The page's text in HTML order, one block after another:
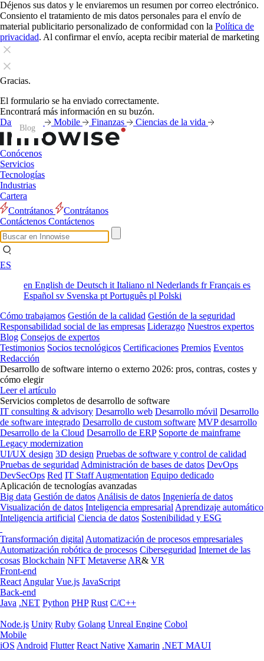
Déjenos sus datos y le enviaremos un resumen por correo electrónico.
Consiento el tratamiento de mis datos personales para el envío de
material publicitario personalizado de conformidad con la Política de
privacidad. Al confirmar el envío, acepta recibir material de marketing
Gracias.
El formulario se ha enviado correctamente.
Encontrará más información en su buzón.
Datos
Mobile Finanzas Ciencias de la vida
Conócenos
Servicios
Tecnologías
Industrias
Cartera
Contrátanos
Contrátanos
Contáctenos Contáctenos
ES
en English de Deutsch it Italiano nl Nederlands frFrançais es
Español sv Svenska pt Português pl Polski
Cómo trabajamos Gestión de la calidad Gestión de la seguridad
Responsabilidad social de las empresas Liderazgo Nuestros expertos
Blog Consejos de expertos
Testimonios Socios tecnológicos Certificaciones Premios Eventos
Redacción
Desarrollo de software interno o externo 2026: pros, contras, costes y
cómo elegir
Leer el artículo
Servicios completos de desarrollo de software
IT consulting & advisory Desarrollo web Desarrollo móvil Desarrollo
de software integrado Desarrollo de custom software MVP desarrollo
Desarrollo de la Cloud Desarrollo de ERP Soporte de mainframe
Legacy modernization
UI/UX design 3D design Pruebas de software y control de calidad
Pruebas de seguridad Administración de bases de datos DevOps
DevSecOps Red IT Staff Augmentation Equipo dedicado
Aplicación de tecnologías avanzadas
Big data Gestión de datos Análisis de datos Ingeniería de datos
Visualización de datos Inteligencia empresarial Aprendizaje automático
Inteligencia artificial Ciencia de datos Sostenibilidad y ESG
Transformación digital Automatización de procesos empresariales
Automatización robótica de procesos Ciberseguridad Internet de las
cosas Blockchain NFT Metaverse AR& VR
Front-end
React Angular Vue.js JavaScript
Back-end
Java .NET Python PHP Rust C/C++
Node.js Unity Ruby Golang Unreal Engine Cobol
Mobile
iOS Android Flutter React Native Xamarin .NET MAUI
Blog
Blog
Blog
Blog
Blog
Blog
Blog
Blog
Blog
Blog
Blog
Blog